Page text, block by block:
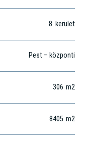
8. kerület
Pest – központi
306 m2
8405 m2